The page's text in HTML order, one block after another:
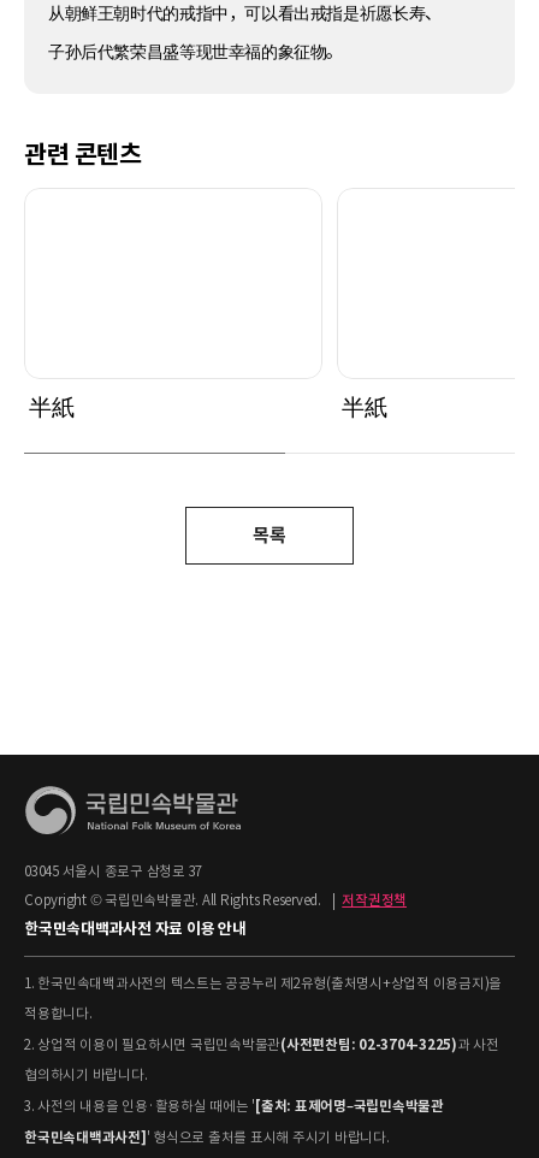
从朝鲜王朝时代的戒指中，可以看出戒指是祈愿长寿、
子孙后代繁荣昌盛等现世幸福的象征物。
관련 콘텐츠
半紙 半紙
목록
03045 서울시 종로구 삼청로 37
Copyright © 국립민속박물관. All Rights Reserved.
저작권정책
한국민속대백과사전 자료 이용 안내
1. 한국민속대백과사전의 텍스트는 공공누리 제2유형(출처명시+상업적 이용금지)을
적용합니다.
2. 상업적 이용이 필요하시면 국립민속박물관(사전편찬팀: 02-3704-3225)과 사전
협의하시기 바랍니다.
3. 사전의 내용을 인용·활용하실 때에는 ' [출처: 표제어명–국립민속박물관
한국민속대백과사전] ' 형식으로 출처를 표시해 주시기 바랍니다.